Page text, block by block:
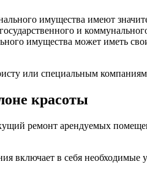
имущества имеют
и
имущества может иметь
или специальным
красоты
ремонт арендуемых
включает в себя